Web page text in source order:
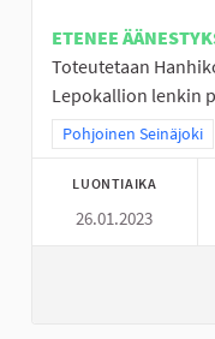
ETENEE
Toteutetaan
Lepokallion lenkin
Rajaa tulokset
Pohjoinen Seinäjoki
LUONTIAIKA
26.01.2023